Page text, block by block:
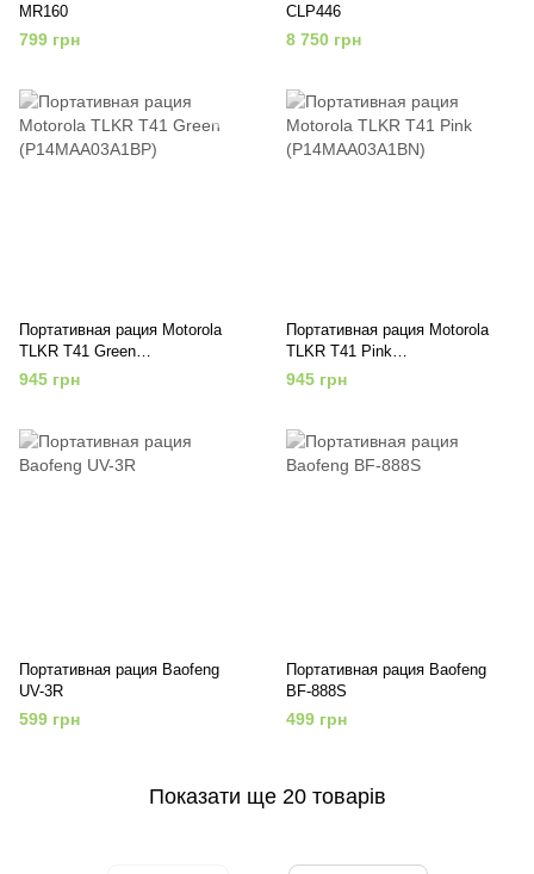
MR160
799 грн
CLP446
8 750 грн
Портативная рация Motorola
TLKR T41 Green
(P14MAA03A1BP)
945 грн
Портативная рация Motorola
TLKR T41 Pink
(P14MAA03A1BN)
945 грн
Портативная рация Baofeng
UV-3R
599 грн
Портативная рация Baofeng
BF-888S
499 грн
Показати ще 20 товарів